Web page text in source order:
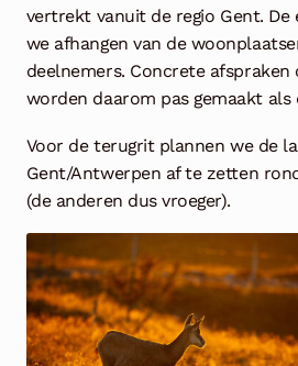
vertrekt vanuit de regio Gent.
we afhangen van de
deelnemers. Concrete
worden daarom pas gemaakt als
Voor de terugrit plannen we de
Gent/Antwerpen af te zetten
(de anderen dus vroeger).